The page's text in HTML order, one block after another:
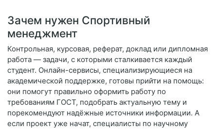
Зачем нужен Спортивный
менеджмент
Контрольная, курсовая, реферат, доклад или дипломная
работа — задачи, с которыми сталкивается каждый
студент. Онлайн-сервисы, специализирующиеся на
академической поддержке, готовы прийти на помощь:
они помогут правильно оформить работу по
требованиям ГОСТ, подобрать актуальную тему и
порекомендуют надёжные источники информации. А
если проект уже начат, специалисты по научному